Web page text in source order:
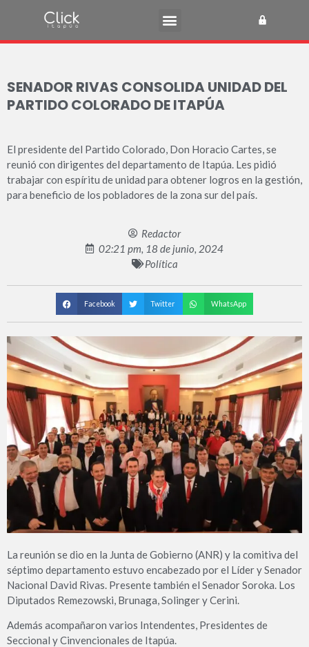
SENADOR RIVAS CONSOLIDA UNIDAD DEL
PARTIDO COLORADO DE ITAPÚA
El presidente del Partido Colorado, Don Horacio Cartes, se
reunió con dirigentes del departamento de Itapúa. Les pidió
trabajar con espíritu de unidad para obtener logros en la gestión,
para beneficio de los pobladores de la zona sur del país.
Redactor
02:21 pm, 18 de junio, 2024
Política
Facebook Twitter WhatsApp
La reunión se dio en la Junta de Gobierno (ANR) y la comitiva del
séptimo departamento estuvo encabezado por el Líder y Senador
Nacional David Rivas. Presente también el Senador Soroka. Los
Diputados Remezowski, Brunaga, Solinger y Cerini.
Además acompañaron varios Intendentes, Presidentes de
Seccional y Cinvencionales de Itapúa.